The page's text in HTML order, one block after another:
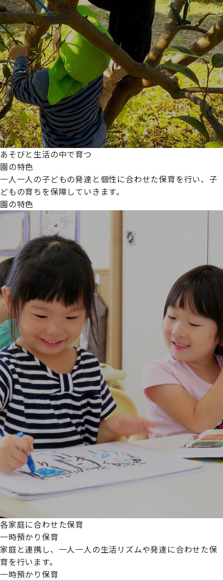
あそびと生活の中で育つ
園の特色
一人一人の子どもの発達と個性に合わせた保育を行い、子
どもの育ちを保障していきます。
園の特色
各家庭に合わせた保育
一時預かり保育
家庭と連携し、一人一人の生活リズムや発達に合わせた保
育を行います。
一時預かり保育